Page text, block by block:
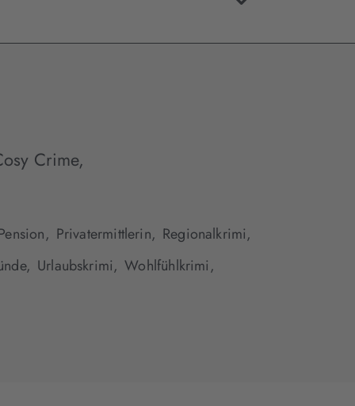
Crime,
Privatermittlerin, Regionalkrimi,
Urlaubskrimi, Wohlfühlkrimi,